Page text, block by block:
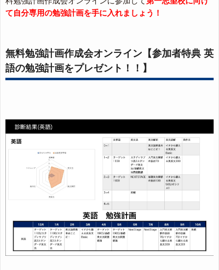
て自分専用の勉強計画を手に入れましょう！
無料勉強計画作成会オンライン【参加者特典 英
語の勉強計画をプレゼント！！】